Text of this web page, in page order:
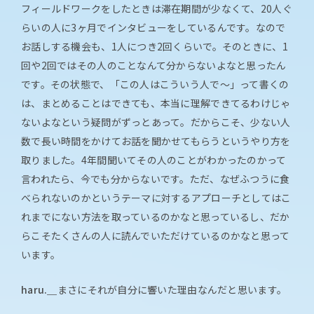
フィールドワークをしたときは滞在期間が少なくて、20人ぐ
らいの人に3ヶ月でインタビューをしているんです。なので
お話しする機会も、1人につき2回くらいで。そのときに、1
回や2回ではその人のことなんて分からないよなと思ったん
です。その状態で、「この人はこういう人で〜」って書くの
は、まとめることはできても、本当に理解できてるわけじゃ
ないよなという疑問がずっとあって。だからこそ、少ない人
数で長い時間をかけてお話を聞かせてもらうというやり方を
取りました。4年間聞いてその人のことがわかったのかって
言われたら、今でも分からないです。ただ、なぜふつうに食
べられないのかというテーマに対するアプローチとしてはこ
れまでにない方法を取っているのかなと思っているし、だか
らこそたくさんの人に読んでいただけているのかなと思って
います。
haru.＿ まさにそれが自分に響いた理由なんだと思います。